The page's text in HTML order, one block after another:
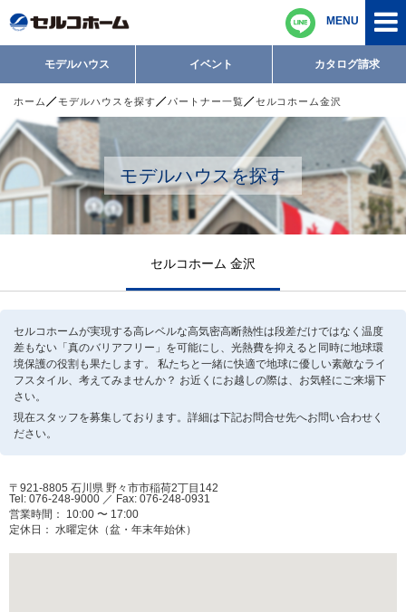
MENU
モデルハウス イベント カタログ請求
ホーム モデルハウスを探す パートナー一覧 セルコホーム金沢
モデルハウスを探す
セルコホーム 金沢
セルコホームが実現する高レベルな高気密高断熱性は段差だけではなく温度
差もない「真のバリアフリー」を可能にし、光熱費を抑えると同時に地球環
境保護の役割も果たします。 私たちと一緒に快適で地球に優しい素敵なライ
フスタイル、考えてみませんか？ お近くにお越しの際は、お気軽にご来場下
さい。
現在スタッフを募集しております。詳細は下記お問合せ先へお問い合わせく
ださい。
〒921-8805 石川県 野々市市稲荷2丁目142
Tel: 076-248-9000 ／ Fax: 076-248-0931
営業時間： 10:00 〜 17:00
定休日： 水曜定休（盆・年末年始休）